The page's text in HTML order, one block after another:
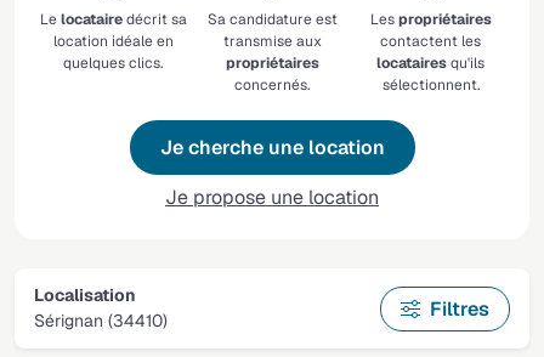
Lelocatairedécrit sa
location idéale en
quelques clics.
Sa candidature est
transmise aux
propriétaires
concernés.
Lespropriétaires
contactent les
locatairesqu'ils
sélectionnent.
Je cherche une location
Je propose une location
Localisation
Sérignan (34410)
Filtres